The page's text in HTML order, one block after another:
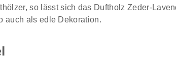
so lässt sich das Duftholz Zeder-
auch als edle Dekoration.